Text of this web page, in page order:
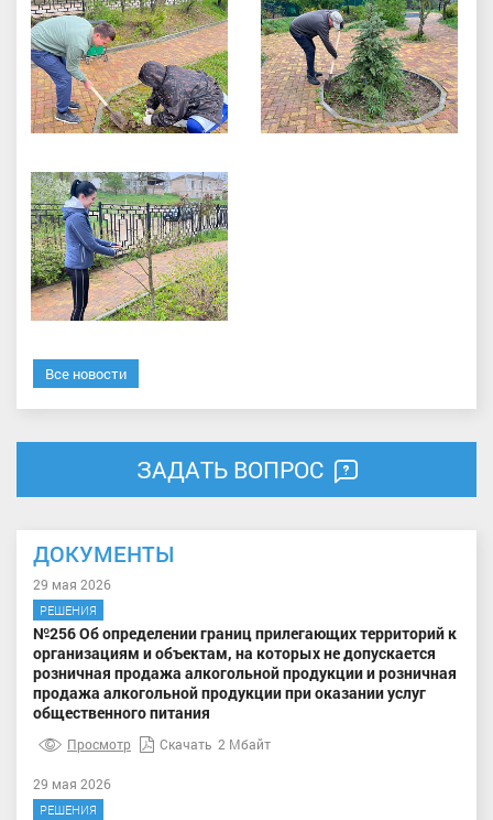
Все новости
ЗАДАТЬ ВОПРОС
ДОКУМЕНТЫ
29 мая 2026
РЕШЕНИЯ
№256 Об определении границ прилегающих территорий к
организациям и объектам, на которых не допускается
розничная продажа алкогольной продукции и розничная
продажа алкогольной продукции при оказании услуг
общественного питания
Просмотр Скачать 2 Мбайт
29 мая 2026
РЕШЕНИЯ